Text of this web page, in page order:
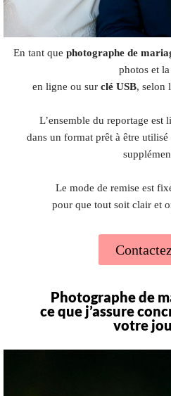
En tant que photographe de
photos et
en ligne ou sur clé USB, selon
L’ensemble du reportage est
dans un format prêt à être utilisé
Le mode de remise est
pour que tout soit clair et
Photographe de
ce que j’assure
votre